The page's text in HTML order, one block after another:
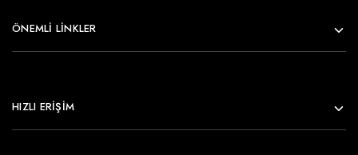
ÖNEMLI LINKLER
HIZLI ERİŞİM